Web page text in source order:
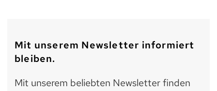
Mit unserem Newsletter informiert
bleiben.
Mit unserem beliebten Newsletter finden